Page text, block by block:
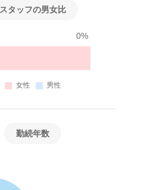
スタッフの男女比
0%
勤続年数